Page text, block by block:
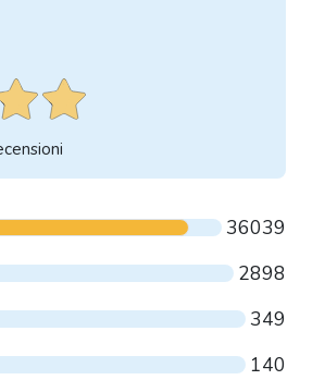
36039
2898
349
140